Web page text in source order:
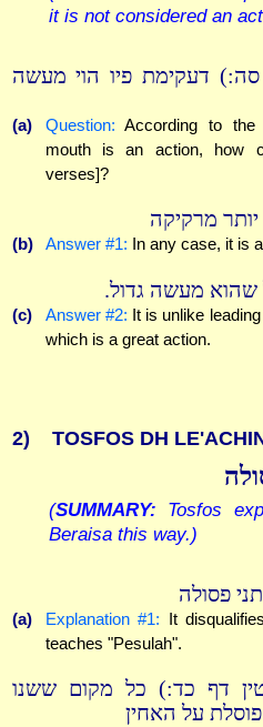
it is not considered an
דעקימת פיו הוי מעשה
(a) Question: According to the
mouth is an action, how
verses]?
מרקיקה
(b) Answer #1: In any case, it is
שהוא מעשה גדול.
(c) Answer #2: It is unlike
which is a great action.
2) TOSFOS DH
(SUMMARY: Tosfos
Beraisa this way.)
פסולה
(a) Explanation #1: It
teaches "Pesulah".
דף כד:) כל מקום ששנו
על האחין